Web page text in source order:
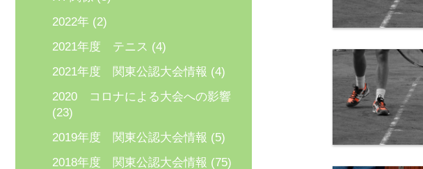
2022年(2)
2021年度 テニス (4)
2021年度 関東公認大会情報 (4)
2020 コロナによる大会への影響
(23)
2019年度 関東公認大会情報 (5)
2018年度 関東公認大会情報 (75)